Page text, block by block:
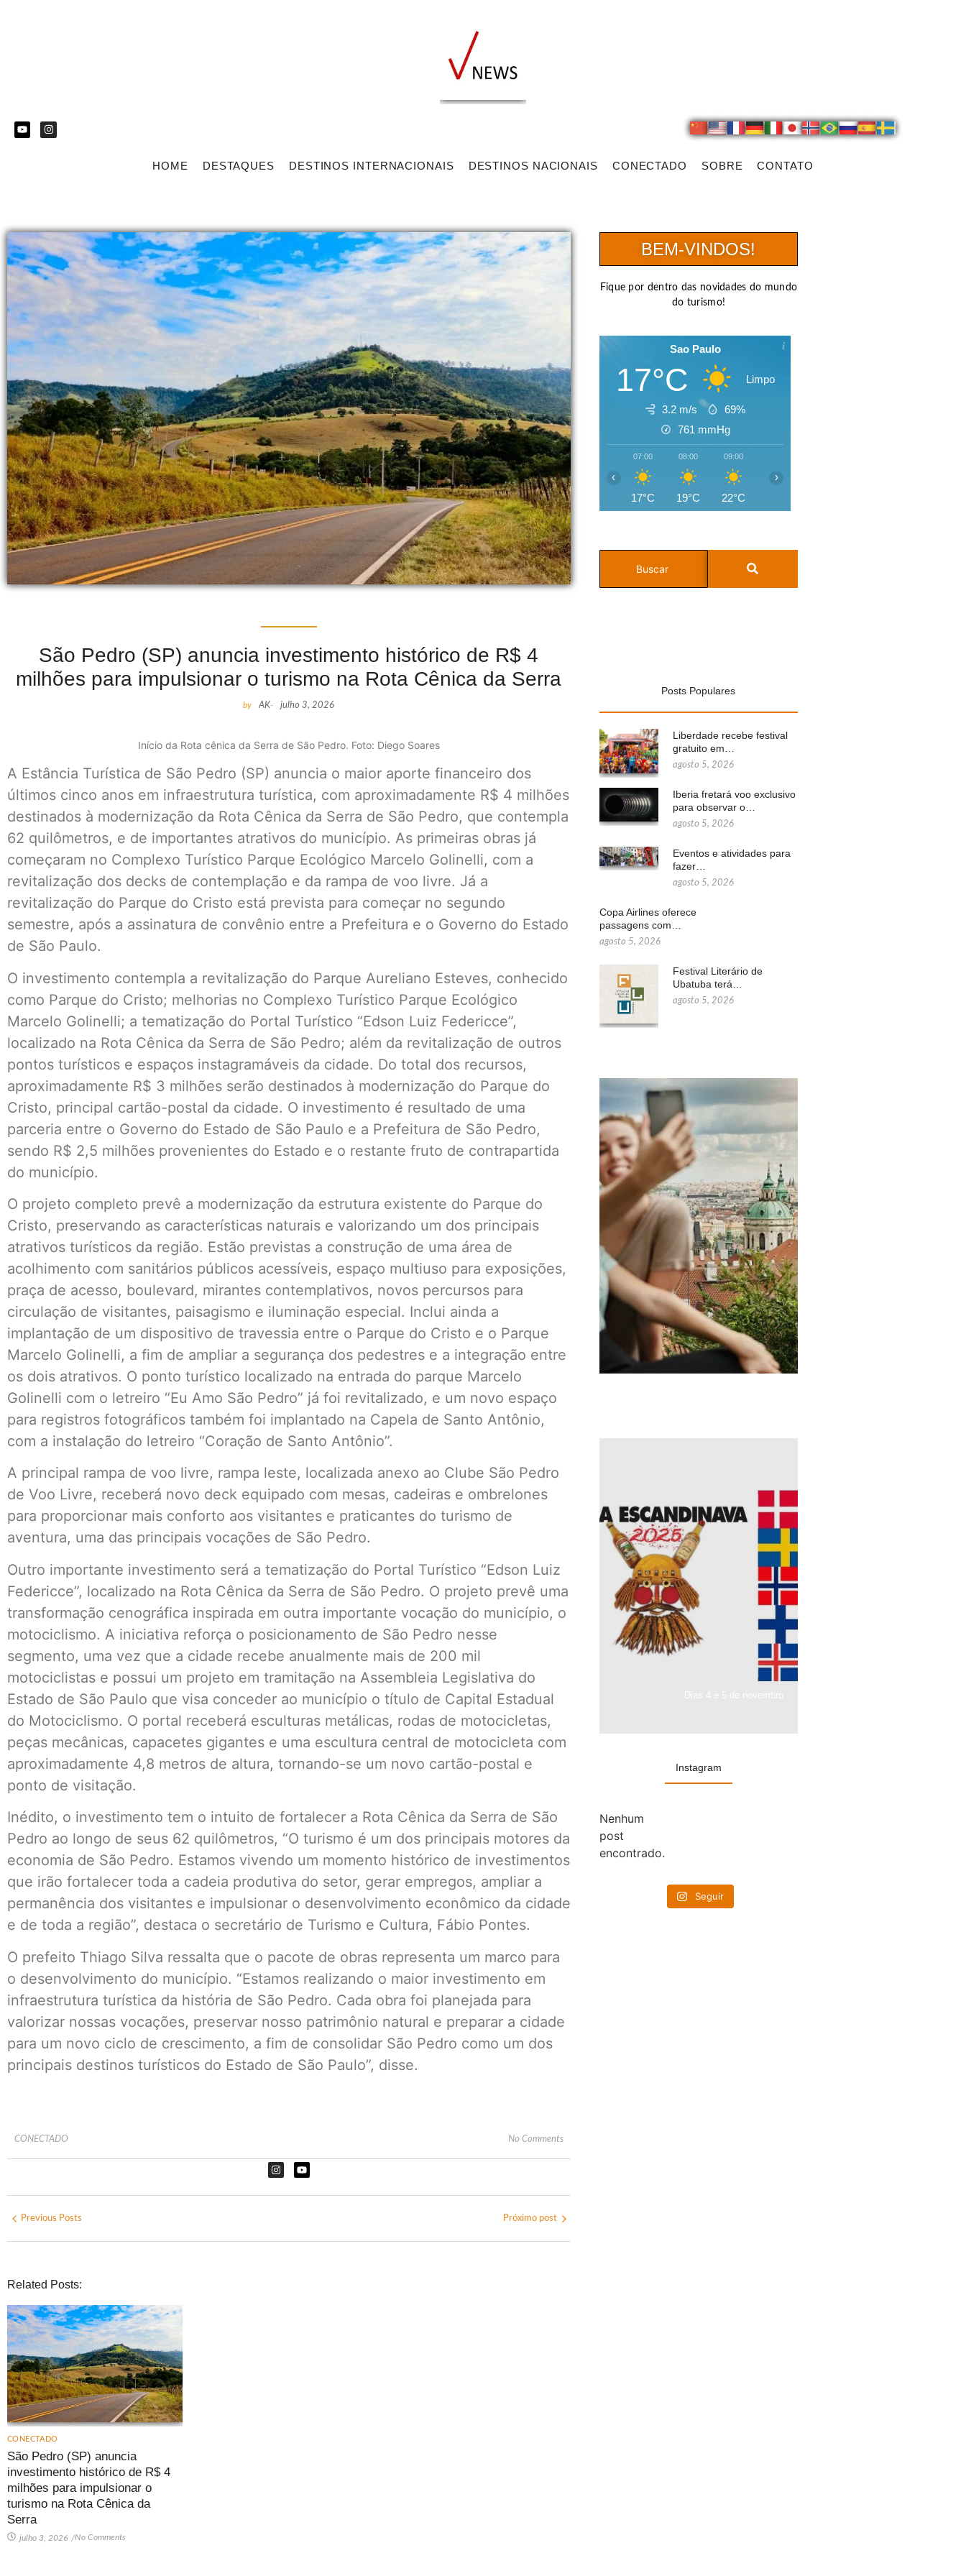
HOME DESTAQUES DESTINOS INTERNACIONAIS DESTINOS NACIONAIS CONECTADO SOBRE CONTATO
São Pedro (SP) anuncia investimento histórico de R$ 4
milhões para impulsionar o turismo na Rota Cênica da Serra
by AK- julho 3, 2026
Início da Rota cênica da Serra de São Pedro. Foto: Diego Soares
A Estância Turística de São Pedro (SP) anuncia o maior aporte financeiro dos
últimos cinco anos em infraestrutura turística, com aproximadamente R$ 4 milhões
destinados à modernização da Rota Cênica da Serra de São Pedro, que contempla
62 quilômetros, e de importantes atrativos do município. As primeiras obras já
começaram no Complexo Turístico Parque Ecológico Marcelo Golinelli, com a
revitalização dos decks de contemplação e da rampa de voo livre. Já a
revitalização do Parque do Cristo está prevista para começar no segundo
semestre, após a assinatura de convênio entre a Prefeitura e o Governo do Estado
de São Paulo.
O investimento contempla a revitalização do Parque Aureliano Esteves, conhecido
como Parque do Cristo; melhorias no Complexo Turístico Parque Ecológico
Marcelo Golinelli; a tematização do Portal Turístico “Edson Luiz Federicce”,
localizado na Rota Cênica da Serra de São Pedro; além da revitalização de outros
pontos turísticos e espaços instagramáveis da cidade. Do total dos recursos,
aproximadamente R$ 3 milhões serão destinados à modernização do Parque do
Cristo, principal cartão-postal da cidade. O investimento é resultado de uma
parceria entre o Governo do Estado de São Paulo e a Prefeitura de São Pedro,
sendo R$ 2,5 milhões provenientes do Estado e o restante fruto de contrapartida
do município.
O projeto completo prevê a modernização da estrutura existente do Parque do
Cristo, preservando as características naturais e valorizando um dos principais
atrativos turísticos da região. Estão previstas a construção de uma área de
acolhimento com sanitários públicos acessíveis, espaço multiuso para exposições,
praça de acesso, boulevard, mirantes contemplativos, novos percursos para
circulação de visitantes, paisagismo e iluminação especial. Inclui ainda a
implantação de um dispositivo de travessia entre o Parque do Cristo e o Parque
Marcelo Golinelli, a fim de ampliar a segurança dos pedestres e a integração entre
os dois atrativos. O ponto turístico localizado na entrada do parque Marcelo
Golinelli com o letreiro “Eu Amo São Pedro” já foi revitalizado, e um novo espaço
para registros fotográficos também foi implantado na Capela de Santo Antônio,
com a instalação do letreiro “Coração de Santo Antônio”.
A principal rampa de voo livre, rampa leste, localizada anexo ao Clube São Pedro
de Voo Livre, receberá novo deck equipado com mesas, cadeiras e ombrelones
para proporcionar mais conforto aos visitantes e praticantes do turismo de
aventura, uma das principais vocações de São Pedro.
Outro importante investimento será a tematização do Portal Turístico “Edson Luiz
Federicce”, localizado na Rota Cênica da Serra de São Pedro. O projeto prevê uma
transformação cenográfica inspirada em outra importante vocação do município, o
motociclismo. A iniciativa reforça o posicionamento de São Pedro nesse
segmento, uma vez que a cidade recebe anualmente mais de 200 mil
motociclistas e possui um projeto em tramitação na Assembleia Legislativa do
Estado de São Paulo que visa conceder ao município o título de Capital Estadual
do Motociclismo. O portal receberá esculturas metálicas, rodas de motocicletas,
peças mecânicas, capacetes gigantes e uma escultura central de motocicleta com
aproximadamente 4,8 metros de altura, tornando-se um novo cartão-postal e
ponto de visitação.
Inédito, o investimento tem o intuito de fortalecer a Rota Cênica da Serra de São
Pedro ao longo de seus 62 quilômetros, “O turismo é um dos principais motores da
economia de São Pedro. Estamos vivendo um momento histórico de investimentos
que irão fortalecer toda a cadeia produtiva do setor, gerar empregos, ampliar a
permanência dos visitantes e impulsionar o desenvolvimento econômico da cidade
e de toda a região”, destaca o secretário de Turismo e Cultura, Fábio Pontes.
O prefeito Thiago Silva ressalta que o pacote de obras representa um marco para
o desenvolvimento do município. “Estamos realizando o maior investimento em
infraestrutura turística da história de São Pedro. Cada obra foi planejada para
valorizar nossas vocações, preservar nosso patrimônio natural e preparar a cidade
para um novo ciclo de crescimento, a fim de consolidar São Pedro como um dos
principais destinos turísticos do Estado de São Paulo”, disse.
CONECTADO No Comments
Previous Posts Próximo post
Related Posts:
CONECTADO
São Pedro (SP) anuncia
investimento histórico de R$ 4
milhões para impulsionar o
turismo na Rota Cênica da
Serra
julho 3, 2026 /No Comments
BEM-VINDOS!
Fique por dentro das novidades do mundo
do turismo!
Sao Paulo
17°C Limpo
3.2 m/s
69%
761 mmHg
07:00
17°C
08:00
19°C
09:00
22°C
‹ ›
Posts Populares
Liberdade recebe festival
gratuito em…
agosto 5, 2026
Iberia fretará voo exclusivo
para observar o…
agosto 5, 2026
Eventos e atividades para
fazer…
agosto 5, 2026
Copa Airlines oferece
passagens com…
agosto 5, 2026
Festival Literário de
Ubatuba terá…
agosto 5, 2026
Instagram
Nenhum
post
encontrado.
Seguir